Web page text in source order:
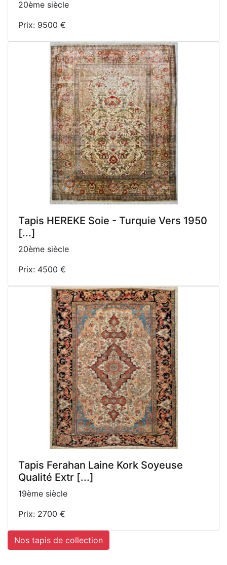
20ème siècle
Prix: 9500 €
Tapis HEREKE Soie - Turquie Vers 1950
[...]
20ème siècle
Prix: 4500 €
Tapis Ferahan Laine Kork Soyeuse
Qualité Extr [...]
19ème siècle
Prix: 2700 €
Nos tapis de collection